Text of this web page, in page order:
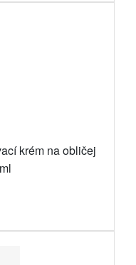
krém na obličej